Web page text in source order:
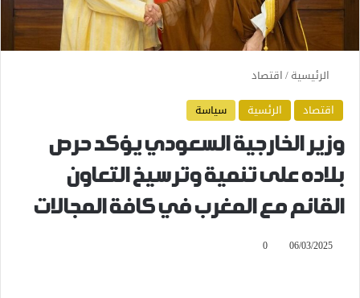
الرئيسية/اقتصاد
اقتصاد
الرئسية سياسة
وزير الخارجية السعودي يؤكد حرص
بلاده على تنمية وترسيخ التعاون
القائم مع المغرب في كافة المجالات
06/03/2025
0